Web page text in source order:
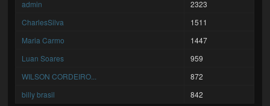
admin
2323
CharlesSilva
1511
Maria Carmo
1447
Luan Soares
959
WILSON CORDEIRO...
872
billy brasil
842